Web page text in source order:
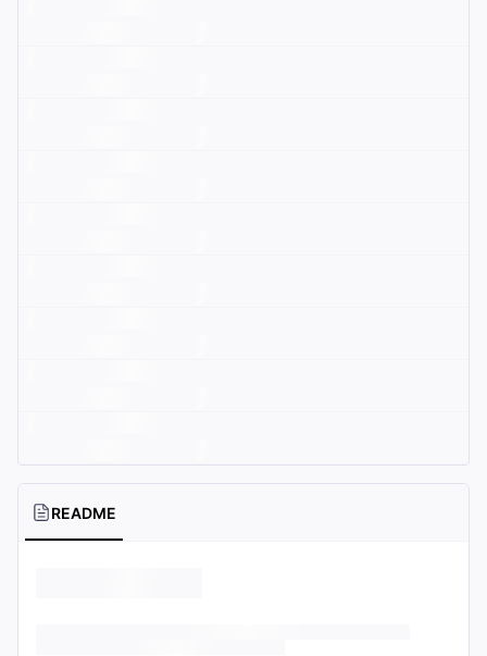
README